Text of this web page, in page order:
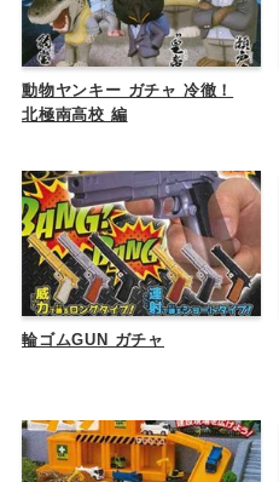
動物ヤンキー ガチャ 冷徹！
北極南高校 編
輪ゴムGUN ガチャ